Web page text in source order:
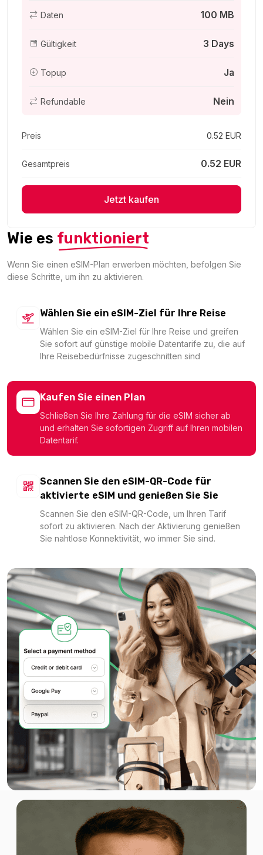
Für 1 Tage
USA & Canada 500MB/Day
1.91 EUR
North America 500MB/Day
1.96 EUR
200 MB - 30 days
Für 30 Tage
1.99 EUR
200 MB - 30 days
1 GB - 5 days
Für 5 Tage
2.18 EUR
Canada 1GB/Day
Für 1 Tage
2.40 EUR
Canada 1GB 7Days
Für 7 Tage
Daten 100 MB
Gültigkeit 3 Days
Topup Ja
Refundable Nein
Preis 0.52 EUR
Gesamtpreis 0.52 EUR
Jetzt kaufen
Wie es funktioniert
Wenn Sie einen eSIM-Plan erwerben möchten, befolgen Sie
diese Schritte, um ihn zu aktivieren.
Wählen Sie ein eSIM-Ziel für Ihre Reise
Wählen Sie ein eSIM-Ziel für Ihre Reise und greifen
Sie sofort auf günstige mobile Datentarife zu, die auf
Ihre Reisebedürfnisse zugeschnitten sind
Kaufen Sie einen Plan
Schließen Sie Ihre Zahlung für die eSIM sicher ab
und erhalten Sie sofortigen Zugriff auf Ihren mobilen
Datentarif.
Scannen Sie den eSIM-QR-Code für
aktivierte eSIM und genießen Sie Sie
Scannen Sie den eSIM-QR-Code, um Ihren Tarif
sofort zu aktivieren. Nach der Aktivierung genießen
Sie nahtlose Konnektivität, wo immer Sie sind.